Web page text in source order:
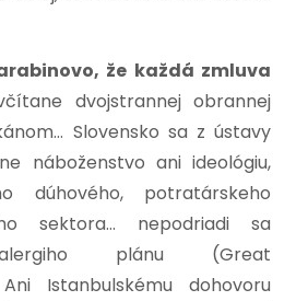
že každá zmluva
dvojstrannej obrannej
Slovensko sa z ústavy
náboženstvo ani ideológiu,
dúhového, potratárskeho
sektora… nepodriadi sa
plánu (Great
Istanbulskému dohovoru